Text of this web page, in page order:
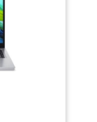
pilotes, ainsi qu'un
Office en
complète.